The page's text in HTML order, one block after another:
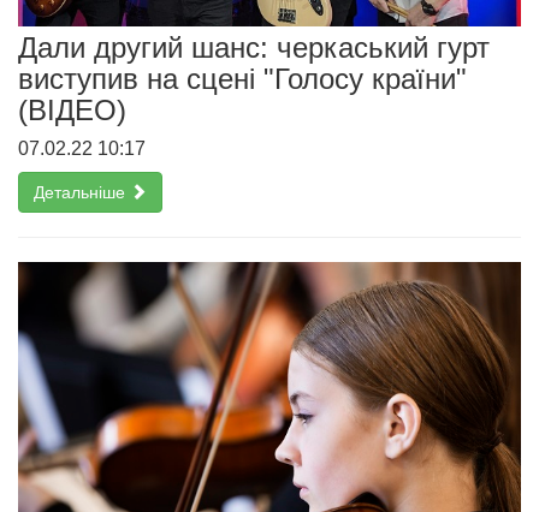
Дали другий шанс: черкаський гурт
виступив на сцені "Голосу країни"
(ВІДЕО)
07.02.22 10:17
Детальніше